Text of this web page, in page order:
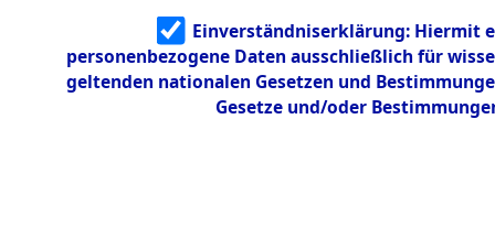
Identifizierun
5.3.3
Todesmärsch
Einverständniserklärung: Hiermit
personenbezogene Daten ausschließlich für
geltenden nationalen Gesetzen und
Gesetze und/oder